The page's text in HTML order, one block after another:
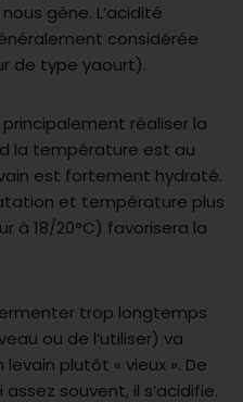
gêne. L’acidité
considérée
de type yaourt).
réaliser la
la température est au
est fortement hydraté.
et température plus
à 18/20°C) favorisera la
trop longtemps
ou de l’utiliser) va
levain plutôt « vieux ». De
souvent, il s’acidifie.